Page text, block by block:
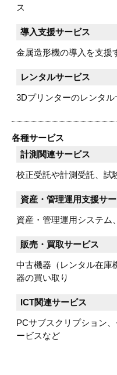
ス
導入支援サービス
金属造形機の導入を支援
レンタルサービス
3Dプリンターのレンタル
各種サービス
計測関連サービス
校正受託や計測受託、試
資産・管理運用支援サ
資産・管理運用システム
販売・買取サービス
中古機器（レンタル在庫
器の買い取り
ICT関連サービス
PCサブスクリプション
ービスなど